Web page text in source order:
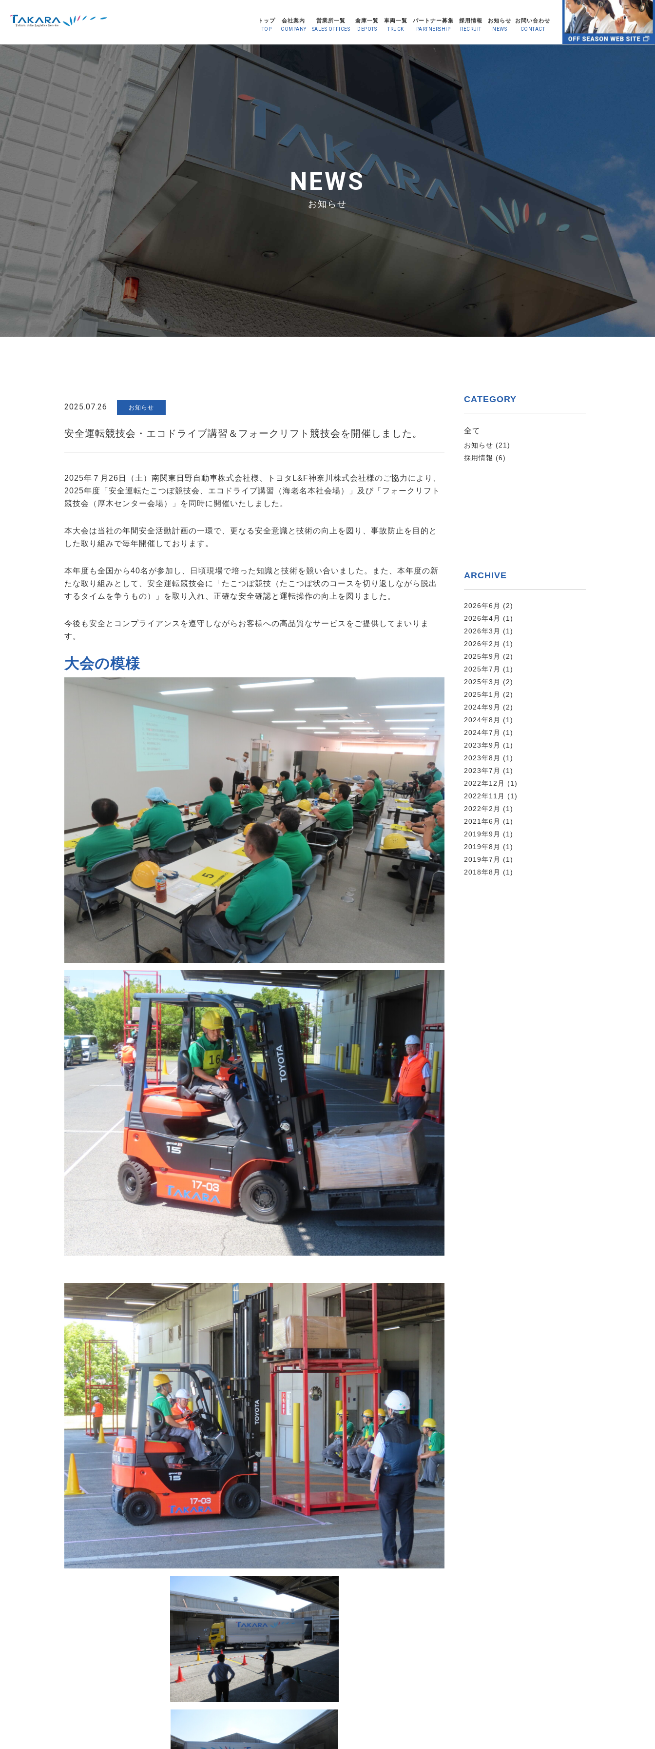
トップ
TOP
会社案内
COMPANY
営業所一覧
SALES OFFICES
倉庫一覧
DEPOTS
車両一覧
TRUCK
パートナー募集
PARTNERSHIP
採用情報
RECRUIT
お知らせ
NEWS
お問い合わせ
CONTACT
NEWS
お知らせ
2025.07.26 お知らせ
安全運転競技会・エコドライブ講習＆フォークリフト競技会を開催しました。
2025年７月26日（土）南関東日野自動車株式会社様、トヨタL&F神奈川株式会社様のご協力により、
2025年度「安全運転たこつぼ競技会、エコドライブ講習（海老名本社会場）」及び「フォークリフト
競技会（厚木センター会場）」を同時に開催いたしました。
本大会は当社の年間安全活動計画の一環で、更なる安全意識と技術の向上を図り、事故防止を目的と
した取り組みで毎年開催しております。
本年度も全国から40名が参加し、日頃現場で培った知識と技術を競い合いました。また、本年度の新
たな取り組みとして、安全運転競技会に「たこつぼ競技（たこつぼ状のコースを切り返しながら脱出
するタイムを争うもの）」を取り入れ、正確な安全確認と運転操作の向上を図りました。
今後も安全とコンプライアンスを遵守しながらお客様への高品質なサービスをご提供してまいりま
す。
大会の模様
CATEGORY
全て
お知らせ (21)
採用情報 (6)
ARCHIVE
2026年6月
(2)
2026年4月
(1)
2026年3月
(1)
2026年2月
(1)
2025年9月
(2)
2025年7月
(1)
2025年3月
(2)
2025年1月
(2)
2024年9月
(2)
2024年8月
(1)
2024年7月
(1)
2023年9月
(1)
2023年8月
(1)
2023年7月
(1)
2022年12月
(1)
2022年11月
(1)
2022年2月
(1)
2021年6月
(1)
2019年9月
(1)
2019年8月
(1)
2019年7月
(1)
2018年8月
(1)